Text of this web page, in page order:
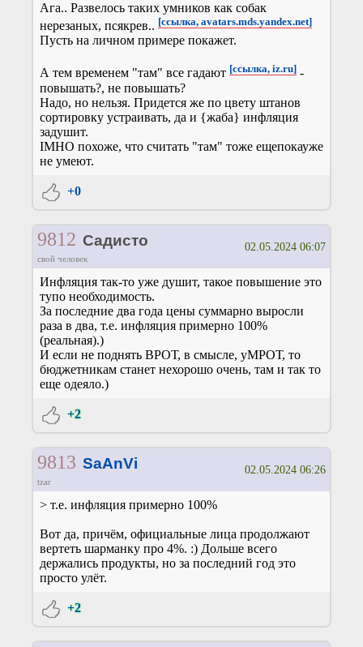
Ага.. Развелось таких умников как собак
нерезаных, псякрев.. [ссылка, avatars.mds.yandex.net]
Пусть на личном примере покажет.
А тем временем "там" все гадают [ссылка, iz.ru] -
повышать?, не повышать?
Надо, но нельзя. Придется же по цвету штанов
сортировку устраивать, да и {жаба} инфляция
задушит.
IMHO похоже, что считать "там" тоже ещепокауже
не умеют.
+0
9812 Садисто
свой человек
02.05.2024 06:07
Инфляция так-то уже душит, такое повышение это
тупо необходимость.
За последние два года цены суммарно выросли
раза в два, т.е. инфляция примерно 100%
(реальная).)
И если не поднять ВРОТ, в смысле, уМРОТ, то
бюджетникам станет нехорошо очень, там и так то
еще одеяло.)
+2
9813 SaAnVi
tzar
02.05.2024 06:26
> т.е. инфляция примерно 100%
Вот да, причём, официальные лица продолжают
вертеть шарманку про 4%. :) Дольше всего
держались продукты, но за последний год это
просто улёт.
+2